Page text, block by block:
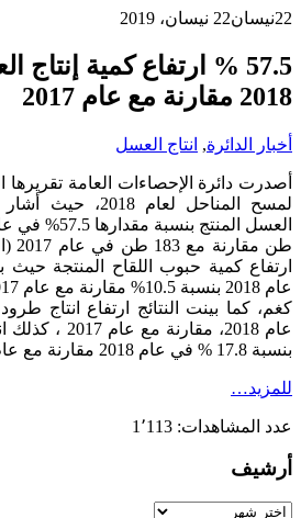
22نيسان22 نيسان، 2019
57.5 % ارتفاع كمية
2018 مقارنة مع عام 2017
أخبار الدائرة, انتاج العسل
أصدرت دائرة الإحصاءات العامة تقريرها
لمسح المناحل لعام
عام 2018،
بنسبة 17.8 % في عام 2018 مقارنة مع عام 2017
للمزيد…
عدد المشاهدات: 1٬113
أرشيف
أرشيف